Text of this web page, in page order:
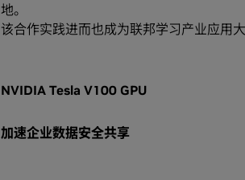
地。
该合作实践进而也成为联邦学习产业应用
NVIDIA Tesla V100 GPU
加速企业数据安全共享